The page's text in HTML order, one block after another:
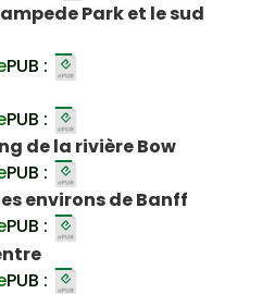
Park et le sud
PUB :
PUB :
de la rivière Bow
PUB :
environs de Banff
PUB :
PUB :